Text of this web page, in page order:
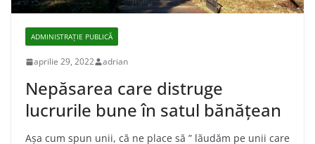
ADMINISTRAŢIE PUBLICĂ
aprilie 29, 2022 adrian
Nepăsarea care distruge
lucrurile bune în satul bănăţean
Așa cum spun unii, că ne place să ” lăudăm pe unii care